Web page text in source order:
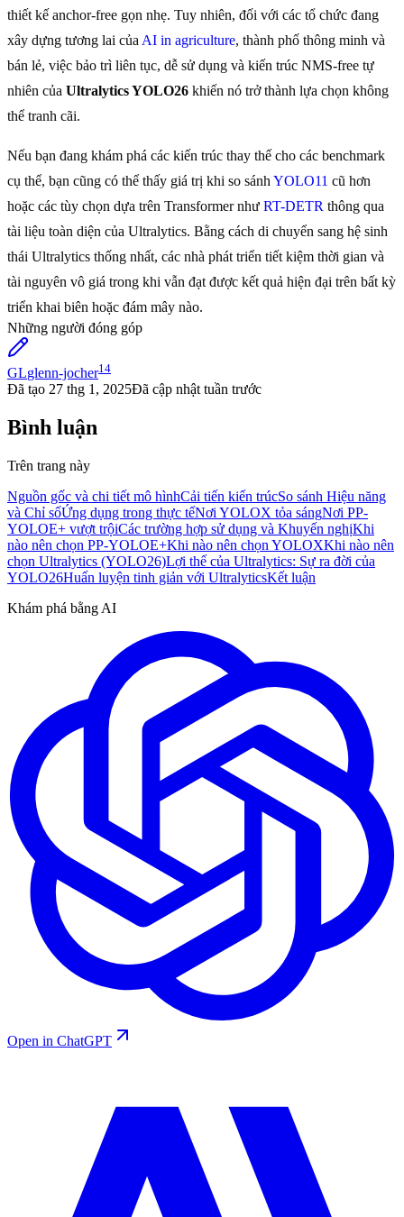
thiết kế anchor-free gọn nhẹ. Tuy nhiên, đối với các tổ chức đang
xây dựng tương lai của AI in agriculture, thành phố thông minh và
bán lẻ, việc bảo trì liên tục, dễ sử dụng và kiến trúc NMS-free tự
nhiên của Ultralytics YOLO26 khiến nó trở thành lựa chọn không
thể tranh cãi.
Nếu bạn đang khám phá các kiến trúc thay thế cho các benchmark
cụ thể, bạn cũng có thể thấy giá trị khi so sánh YOLO11 cũ hơn
hoặc các tùy chọn dựa trên Transformer như RT-DETR thông qua
tài liệu toàn diện của Ultralytics. Bằng cách di chuyển sang hệ sinh
thái Ultralytics thống nhất, các nhà phát triển tiết kiệm thời gian và
tài nguyên vô giá trong khi vẫn đạt được kết quả hiện đại trên bất kỳ
triển khai biên hoặc đám mây nào.
Những người đóng góp
GLglenn-jocher14
Đã tạo 27 thg 1, 2025Đã cập nhật tuần trước
Bình luận
Trên trang này
Nguồn gốc và chi tiết mô hìnhCải tiến kiến trúcSo sánh Hiệu năng
và Chỉ sốỨng dụng trong thực tếNơi YOLOX tỏa sángNơi PP-
YOLOE+ vượt trộiCác trường hợp sử dụng và Khuyến nghịKhi
nào nên chọn PP-YOLOE+Khi nào nên chọn YOLOXKhi nào nên
chọn Ultralytics (YOLO26)Lợi thế của Ultralytics: Sự ra đời của
YOLO26Huấn luyện tinh giản với UltralyticsKết luận
Khám phá bằng AI
Open in ChatGPT